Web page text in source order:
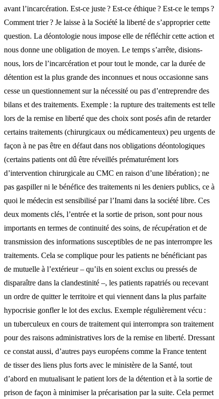
avant l’incarcération. Est-ce juste ? Est-ce éthique ? Est-ce le temps ?
Comment trier ? Je laisse à la Société la liberté de s’approprier cette
question. La déontologie nous impose elle de réfléchir cette action et
nous donne une obligation de moyen. Le temps s’arrête, disions-
nous, lors de l’incarcération et pour tout le monde, car la durée de
détention est la plus grande des inconnues et nous occasionne sans
cesse un questionnement sur la nécessité ou pas d’entreprendre des
bilans et des traitements. Exemple : la rupture des traitements est telle
lors de la remise en liberté que des choix sont posés afin de retarder
certains traitements (chirurgicaux ou médicamenteux) peu urgents de
façon à ne pas être en défaut dans nos obligations déontologiques
(certains patients ont dû être réveillés prématurément lors
d’intervention chirurgicale au CMC en raison d’une libération) ; ne
pas gaspiller ni le bénéfice des traitements ni les deniers publics, ce à
quoi le médecin est sensibilisé par l’Inami dans la société libre. Ces
deux moments clés, l’entrée et la sortie de prison, sont pour nous
importants en termes de continuité des soins, de récupération et de
transmission des informations susceptibles de ne pas interrompre les
traitements. Cela se complique pour les patients ne bénéficiant pas
de mutuelle à l’extérieur – qu’ils en soient exclus ou pressés de
disparaître dans la clandestinité –, les patients rapatriés ou recevant
un ordre de quitter le territoire et qui viennent dans la plus parfaite
hypocrisie gonfler le lot des exclus. Exemple régulièrement vécu :
un tuberculeux en cours de traitement qui interrompra son traitement
pour des raisons administratives lors de la remise en liberté. Dressant
ce constat aussi, d’autres pays européens comme la France tentent
de tisser des liens plus forts avec le ministère de la Santé, tout
d’abord en mutualisant le patient lors de la détention et à la sortie de
prison de façon à minimiser la précarisation par la suite. Cela permet